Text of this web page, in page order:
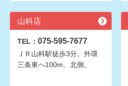
山科店
TEL： 075-595-7677
ＪＲ山科駅徒歩3分。外環
三条東へ100m、北側。